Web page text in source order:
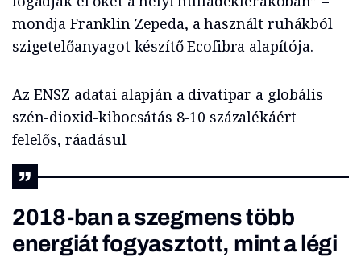
mondja Franklin Zepeda, a használt ruhákból
szigetelőanyagot készítő Ecofibra alapítója.
Az ENSZ adatai alapján a divatipar a globális
szén-dioxid-kibocsátás 8-10 százalékáért
felelős, ráadásul
2018-ban a szegmens több
energiát fogyasztott, mint a légi